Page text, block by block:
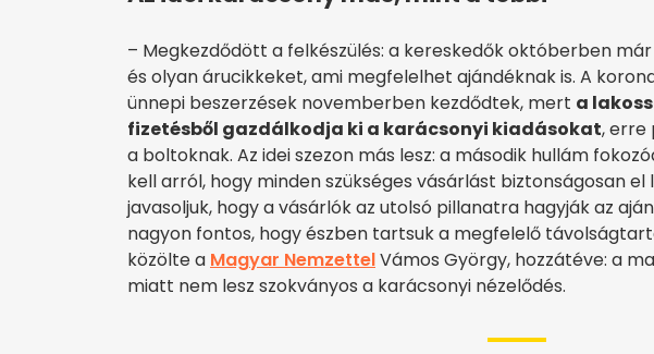
– Megkezdődött a felkészülés: a kereskedők októberben
és olyan árucikkeket, ami megfelelhet ajándéknak is. A
ünnepi beszerzések novemberben kezdődtek, mert a
fizetésből gazdálkodja ki a karácsonyi kiadásokat, erre
a boltoknak. Az idei szezon más lesz: a második hullám
kell arról, hogy minden szükséges vásárlást biztonságosan el
javasoljuk, hogy a vásárlók az utolsó pillanatra hagyják az
nagyon fontos, hogy észben tartsuk a megfelelő
közölte a Magyar NemzettelVámos György, hozzátéve: a
miatt nem lesz szokványos a karácsonyi nézelődés.